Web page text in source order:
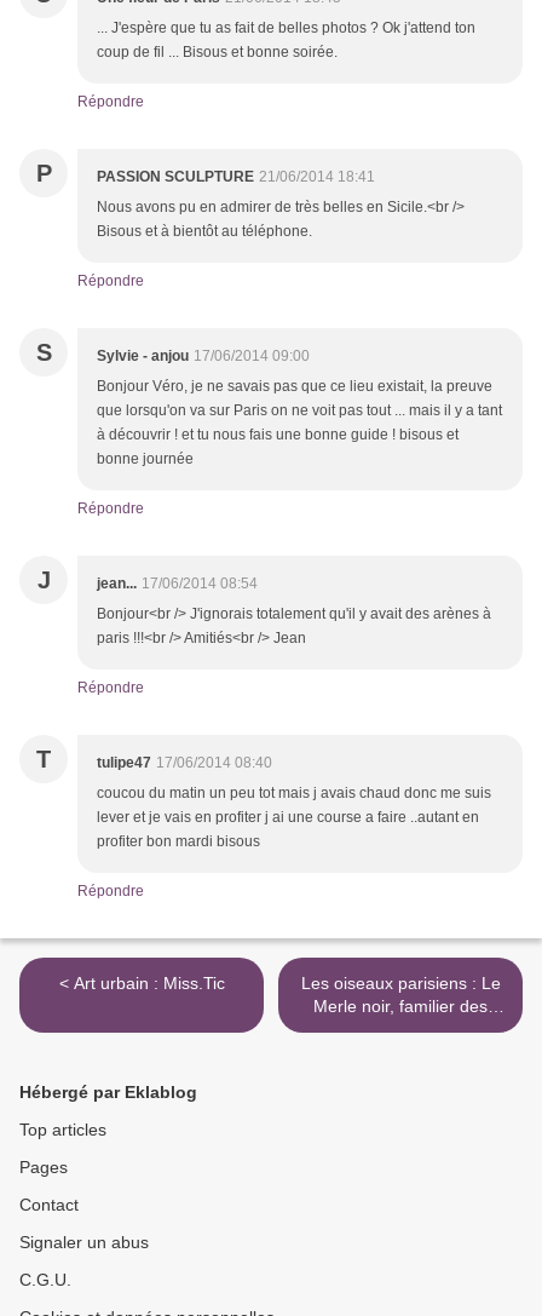
... J'espère que tu as fait de belles photos ? Ok j'attend ton
coup de fil ... Bisous et bonne soirée.
Répondre
P PASSION SCULPTURE 21/06/2014 18:41
Nous avons pu en admirer de très belles en Sicile.<br />
Bisous et à bientôt au téléphone.
Répondre
S Sylvie - anjou 17/06/2014 09:00
Bonjour Véro, je ne savais pas que ce lieu existait, la preuve
que lorsqu'on va sur Paris on ne voit pas tout ... mais il y a tant
à découvrir ! et tu nous fais une bonne guide ! bisous et
bonne journée
Répondre
J jean... 17/06/2014 08:54
Bonjour<br /> J'ignorais totalement qu'il y avait des arènes à
paris !!!<br /> Amitiés<br /> Jean
Répondre
T tulipe47 17/06/2014 08:40
coucou du matin un peu tot mais j avais chaud donc me suis
lever et je vais en profiter j ai une course a faire ..autant en
profiter bon mardi bisous
Répondre
< Art urbain : Miss.Tic
Les oiseaux parisiens : Le
Merle noir, familier des
hommes >
Hébergé par Eklablog
Top articles
Pages
Contact
Signaler un abus
C.G.U.